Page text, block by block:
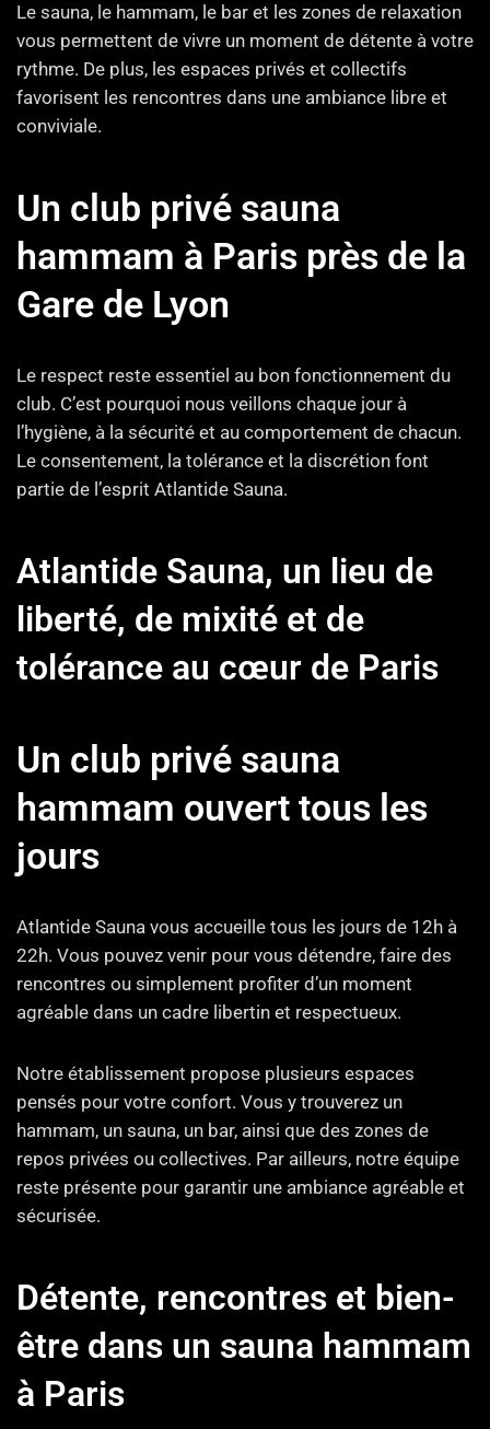
Le sauna, le hammam, le bar et les zones de relaxation
vous permettent de vivre un moment de détente à votre
rythme. De plus, les espaces privés et collectifs
favorisent les rencontres dans une ambiance libre et
conviviale.
Un club privé sauna
hammam à Paris près de la
Gare de Lyon
Le respect reste essentiel au bon fonctionnement du
club. C’est pourquoi nous veillons chaque jour à
l’hygiène, à la sécurité et au comportement de chacun.
Le consentement, la tolérance et la discrétion font
partie de l’esprit Atlantide Sauna.
Atlantide Sauna, un lieu de
liberté, de mixité et de
tolérance au cœur de Paris
Un club privé sauna
hammam ouvert tous les
jours
Atlantide Sauna vous accueille tous les jours de 12h à
22h. Vous pouvez venir pour vous détendre, faire des
rencontres ou simplement profiter d’un moment
agréable dans un cadre libertin et respectueux.
Notre établissement propose plusieurs espaces
pensés pour votre confort. Vous y trouverez un
hammam, un sauna, un bar, ainsi que des zones de
repos privées ou collectives. Par ailleurs, notre équipe
reste présente pour garantir une ambiance agréable et
sécurisée.
Détente, rencontres et bien-
être dans un sauna hammam
à Paris